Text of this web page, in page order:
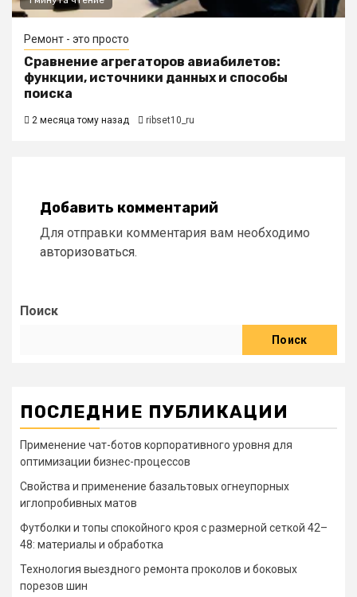
Ремонт - это просто
Сравнение агрегаторов авиабилетов:
функции, источники данных и способы
поиска
2 месяца тому назад ribset10_ru
Добавить комментарий
Для отправки комментария вам необходимо
авторизоваться.
Поиск
Поиск
ПОСЛЕДНИЕ ПУБЛИКАЦИИ
Применение чат-ботов корпоративного уровня для
оптимизации бизнес-процессов
Свойства и применение базальтовых огнеупорных
иглопробивных матов
Футболки и топы спокойного кроя с размерной сеткой 42–
48: материалы и обработка
Технология выездного ремонта проколов и боковых
порезов шин